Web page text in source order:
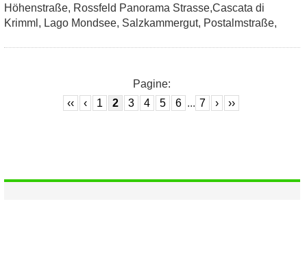
Höhenstraße, Rossfeld Panorama Strasse,Cascata di
Krimml, Lago Mondsee, Salzkammergut, Postalmstraße,
Pagine:
‹‹
‹ 1 2 3 4 5 6 ... 7 › ››